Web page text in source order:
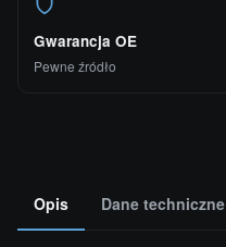
Gwarancja OE
Pewne źródło
Opis Dane techniczne